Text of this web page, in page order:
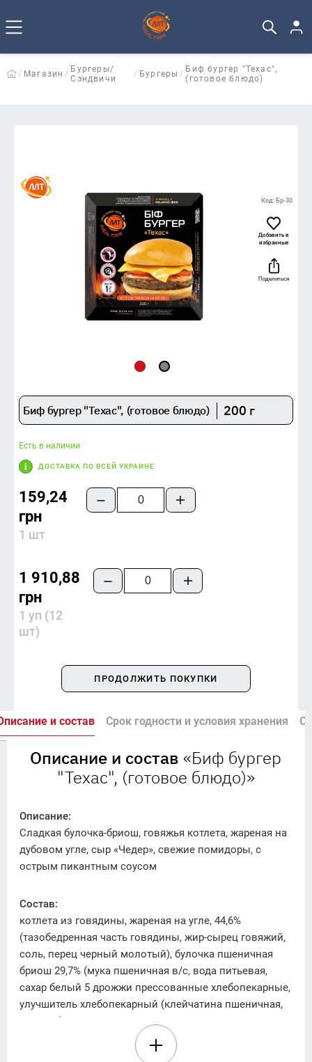
Магазин
Бургеры/
Сэндвичи
Бургеры
Биф бургер "Техас",
(готовое блюдо)
Код: Бр-30
Добавить в
избранные
Поделиться
Биф бургер "Техас", (готовое блюдо) 200 г
Есть в наличии
ДОСТАВКА ПО ВСЕЙ УКРАИНЕ
159,24
грн
1 шт
1 910,88
грн
1 уп (12
шт)
ПРОДОЛЖИТЬ ПОКУПКИ
и состав Срок годности и условия хранения
Описание и состав «Биф бургер
"Техас", (готовое блюдо)»
Описание:
Сладкая булочка-бриош, говяжья котлета, жареная на
дубовом угле, сыр «Чедер», свежие помидоры, с
острым пикантным соусом
Состав:
котлета из говядины, жареная на угле, 44,6%
(тазобедренная часть говядины, жир-сырец говяжий,
соль, перец черный молотый), булочка пшеничная
бриош 29,7% (мука пшеничная в/с, вода питьевая,
сахар белый 5 дрожжи прессованные хлебопекарные,
улучшитель хлебопекарный (клейчатина пшеничная,
(моно- и диглицериды жирных кислот), Е481; лактилат
натрия; ароматизаторы; красители: Е160а (бета-